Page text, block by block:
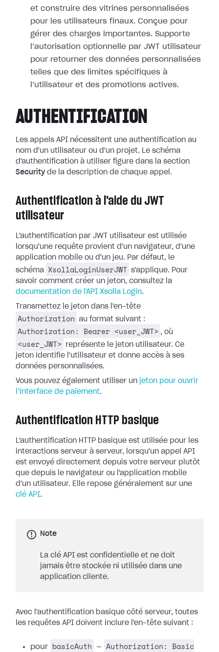
et construire des vitrines personnalisées
pour les utilisateurs finaux. Conçue pour
gérer des charges importantes. Supporte
l’autorisation optionnelle par JWT utilisateur
pour retourner des données personnalisées
telles que des limites spécifiques à
l’utilisateur et des promotions actives.
AUTHENTIFICATION
Les appels API nécessitent une authentification au
nom d'un utilisateur ou d'un projet. Le schéma
d'authentification à utiliser figure dans la section
Securityde la description de chaque appel.
Authentification à l'aide du JWT
utilisateur
L'authentification par JWT utilisateur est utilisée
lorsqu'une requête provient d'un navigateur, d'une
application mobile ou d'un jeu. Par défaut, le
schéma
XsollaLoginUserJWT s'applique. Pour
savoir comment créer un jeton, consultez la
documentation de l'API Xsolla Login.
Transmettez le jeton dans l'en-tête
Authorization au format suivant :
Authorization: Bearer <user_JWT> , où
<user_JWT>
représente le jeton utilisateur. Ce
jeton identifie l'utilisateur et donne accès à ses
données personnalisées.
Vous pouvez également utiliser un jeton pour ouvrir
l’interface de paiement.
Authentification HTTP basique
L'authentification HTTP basique est utilisée pour les
interactions serveur à serveur, lorsqu'un appel API
est envoyé directement depuis votre serveur plutôt
que depuis le navigateur ou l'application mobile
d'un utilisateur. Elle repose généralement sur une
clé API.
Note
La clé API est confidentielle et ne doit
jamais être stockée ni utilisée dans une
application cliente.
Avec l'authentification basique côté serveur, toutes
les requêtes API doivent inclure l'en-tête suivant :
pour basicAuth —
Authorization: Basic